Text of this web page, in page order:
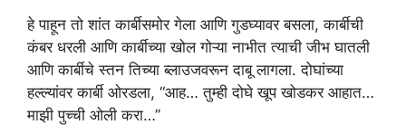
हे पाहून तो शांत कार्बीसमोर गेला आणि गुडघ्यावर बसला, कार्बीची
कंबर धरली आणि कार्बीच्या खोल गोऱ्या नाभीत त्याची जीभ घातली
आणि कार्बीचे स्तन तिच्या ब्लाउजवरून दाबू लागला. दोघांच्या
हल्ल्यांवर कार्बी ओरडला, “आह… तुम्ही दोघे खूप खोडकर आहात…
माझी पुच्ची ओली करा…”